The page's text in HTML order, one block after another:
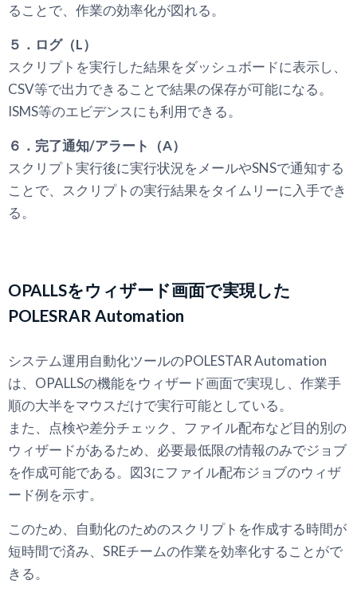
ることで、作業の効率化が図れる。
５．ログ（L）
スクリプトを実行した結果をダッシュボードに表示し、
CSV等で出力できることで結果の保存が可能になる。
ISMS等のエビデンスにも利用できる。
６．完了通知/アラート（A）
スクリプト実行後に実行状況をメールやSNSで通知する
ことで、スクリプトの実行結果をタイムリーに入手でき
る。
OPALLSをウィザード画面で実現した
POLESRAR Automation
システム運用自動化ツールのPOLESTAR Automation
は、OPALLSの機能をウィザード画面で実現し、作業手
順の大半をマウスだけで実行可能としている。
また、点検や差分チェック、ファイル配布など目的別の
ウィザードがあるため、必要最低限の情報のみでジョブ
を作成可能である。図3にファイル配布ジョブのウィザ
ード例を示す。
このため、自動化のためのスクリプトを作成する時間が
短時間で済み、SREチームの作業を効率化することがで
きる。